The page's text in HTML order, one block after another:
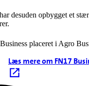
desuden opbygget et
placeret i Agro
Læs mere om FN17